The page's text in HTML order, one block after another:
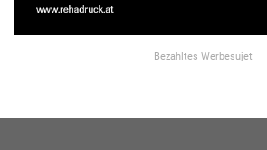
Bezahltes Werbesujet